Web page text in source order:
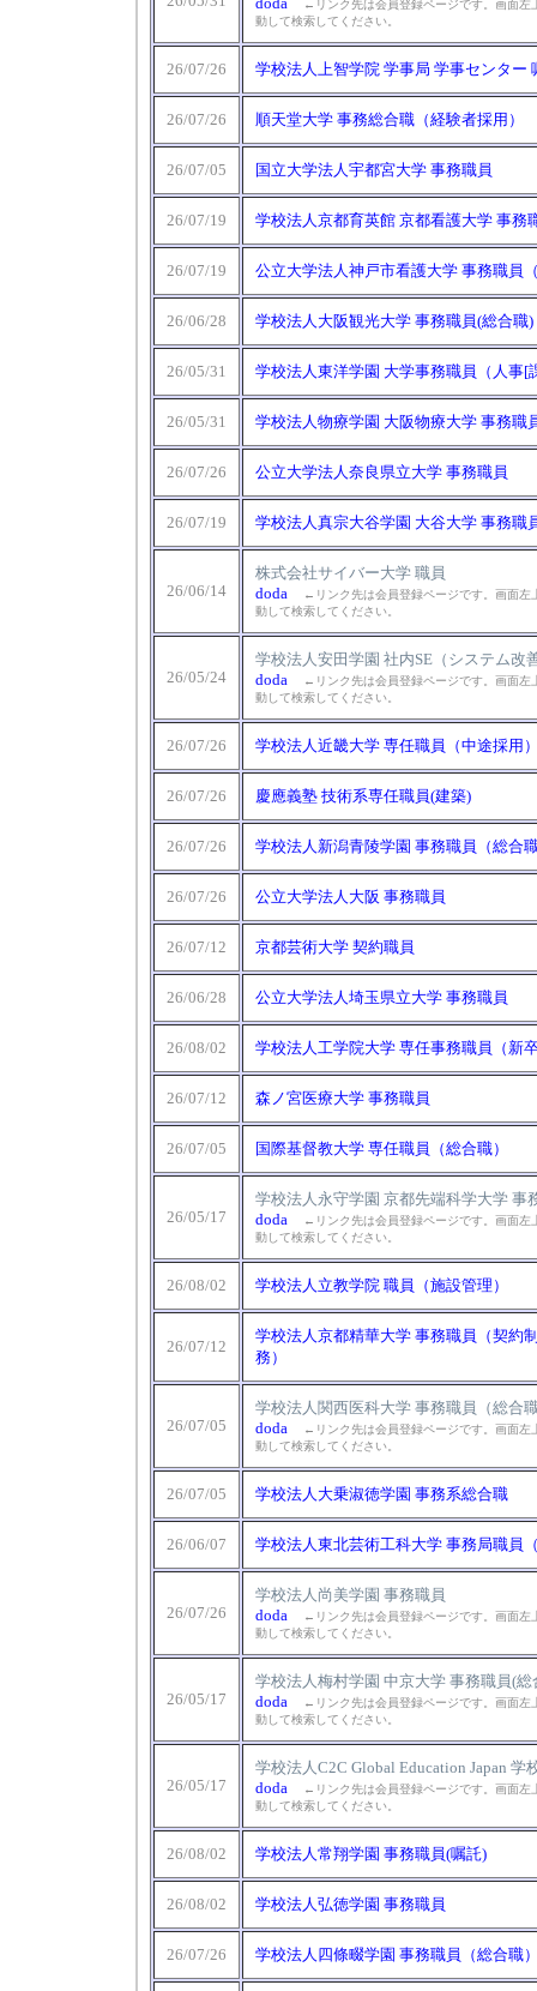
←リンク先は会員登録ページです。画面左
動して検索してください。
26/07/26 学校法人上智学院 学事局 学事センター
26/07/26 順天堂大学 事務総合職（経験者採用）
26/07/05 国立大学法人宇都宮大学 事務職員
26/07/19 学校法人京都育英館 京都看護大学 事務
26/07/19 公立大学法人神戸市看護大学 事務職員
26/06/28 学校法人大阪観光大学 事務職員(総合職)
26/05/31 学校法人東洋学園 大学事務職員（人事[
26/05/31 学校法人物療学園 大阪物療大学 事務職
26/07/26 公立大学法人奈良県立大学 事務職員
26/07/19 学校法人真宗大谷学園 大谷大学 事務職
26/06/14
株式会社サイバー大学 職員
doda
←リンク先は会員登録ページです。画面左
動して検索してください。
26/05/24
学校法人安田学園 社内SE（システム改
doda
←リンク先は会員登録ページです。画面左
動して検索してください。
26/07/26 学校法人近畿大学 専任職員（中途採用
26/07/26 慶應義塾 技術系専任職員(建築)
26/07/26 学校法人新潟青陵学園 事務職員（総合
26/07/26 公立大学法人大阪 事務職員
26/07/12 京都芸術大学 契約職員
26/06/28 公立大学法人埼玉県立大学 事務職員
26/08/02 学校法人工学院大学 専任事務職員（新
26/07/12 森ノ宮医療大学 事務職員
26/07/05 国際基督教大学 専任職員（総合職）
26/05/17
学校法人永守学園 京都先端科学大学 事
doda
←リンク先は会員登録ページです。画面左
動して検索してください。
26/08/02 学校法人立教学院 職員（施設管理）
26/07/12
学校法人京都精華大学 事務職員（契約
務）
26/07/05
学校法人関西医科大学 事務職員（総合
doda
←リンク先は会員登録ページです。画面左
動して検索してください。
26/07/05 学校法人大乗淑徳学園 事務系総合職
26/06/07 学校法人東北芸術工科大学 事務局職員
26/07/26
学校法人尚美学園 事務職員
doda
←リンク先は会員登録ページです。画面左
動して検索してください。
26/05/17
学校法人梅村学園 中京大学 事務職員(総
doda
←リンク先は会員登録ページです。画面左
動して検索してください。
26/05/17
学校法人C2C Global Education Japan 学
doda
←リンク先は会員登録ページです。画面左
動して検索してください。
26/08/02 学校法人常翔学園 事務職員(嘱託)
26/08/02 学校法人弘徳学園 事務職員
26/07/26 学校法人四條畷学園 事務職員（総合職